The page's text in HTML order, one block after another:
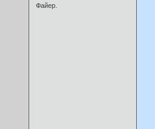
Файер.